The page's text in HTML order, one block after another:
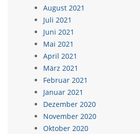
August 2021
Juli 2021
Juni 2021
Mai 2021
April 2021
März 2021
Februar 2021
Januar 2021
Dezember 2020
November 2020
Oktober 2020